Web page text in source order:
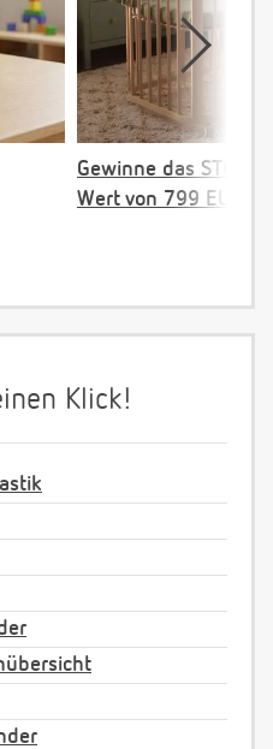
Gewinne das
Wert von 799 EUR
Klick!